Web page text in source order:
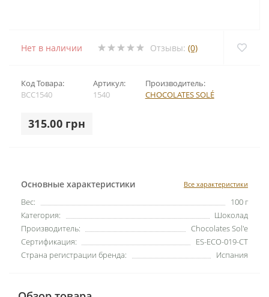
Нет в наличии Отзывы: (0)
Код Товара:
BCC1540
Артикул:
1540
Производитель:
CHOCOLATES SOLÉ
315.00 грн
Основные характеристики Все характеристики
Вес:
100 г
Категория:
Шоколад
Производитель:
Chocolates Sol'e
Сертификация:
ES-ECO-019-CT
Страна регистрации бренда:
Испания